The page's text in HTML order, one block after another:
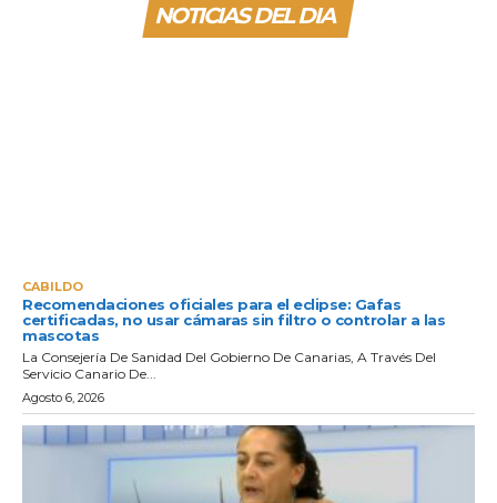
NOTICIAS DEL DIA
CABILDO
Recomendaciones oficiales para el eclipse: Gafas
certificadas, no usar cámaras sin filtro o controlar a las
mascotas
La Consejería De Sanidad Del Gobierno De Canarias, A Través Del
Servicio Canario De...
Agosto 6, 2026